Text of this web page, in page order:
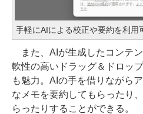
手軽にAIによる校正や要約を利用
また、AIが生成したコンテ
軟性の高いドラッグ＆ドロッ
も魅力。AIの手を借りながら
なメモを要約してもらったり
らったりすることができる。